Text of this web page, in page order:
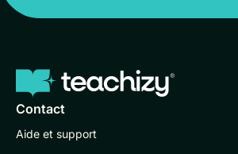
Contact
Aide et support